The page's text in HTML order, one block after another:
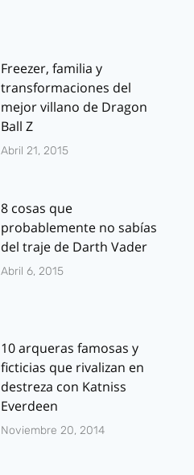
Freezer, familia y
transformaciones del
mejor villano de Dragon
Ball Z
Abril 21, 2015
8 cosas que
probablemente no sabías
del traje de Darth Vader
Abril 6, 2015
10 arqueras famosas y
ficticias que rivalizan en
destreza con Katniss
Everdeen
Noviembre 20, 2014